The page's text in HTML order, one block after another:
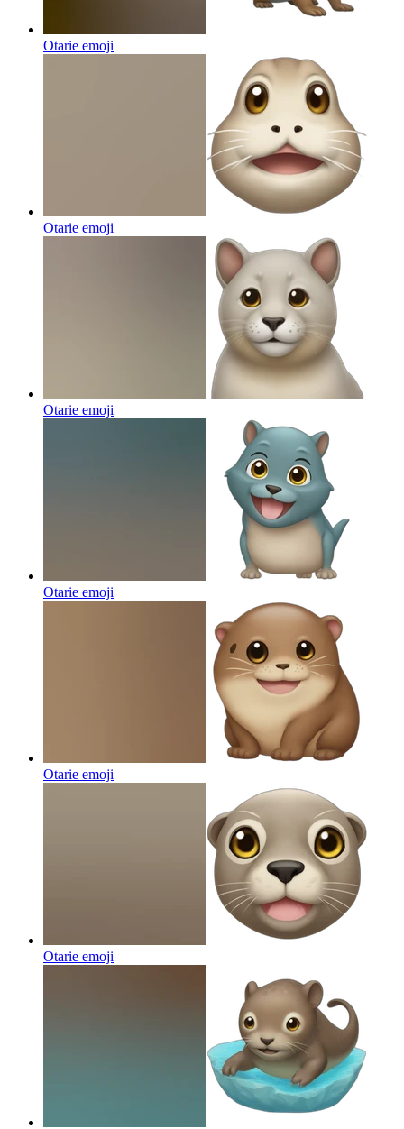
Otarie emoji
Otarie emoji
Otarie emoji
Otarie emoji
Otarie emoji
Otarie emoji